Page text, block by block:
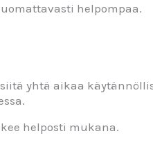
helpompaa.
yhtä aikaa
helposti mukana.